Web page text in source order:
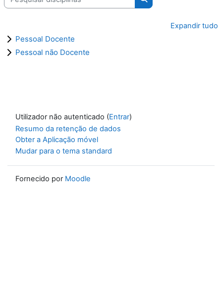
Pesquisar disciplinas
Expandir tudo
Pessoal Docente
Pessoal não Docente
Utilizador não autenticado (Entrar)
Resumo da retenção de dados
Obter a Aplicação móvel
Mudar para o tema standard
Fornecido por Moodle